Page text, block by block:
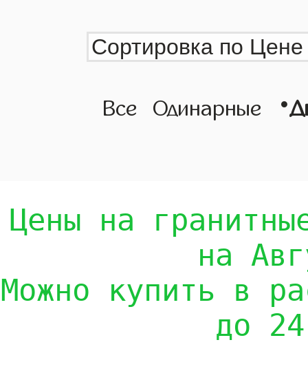
Все Одинарные •
Цены на
на
Можно купить в
до